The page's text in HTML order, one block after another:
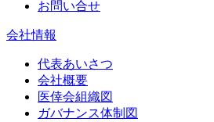
お問い合せ
会社情報
代表あいさつ
会社概要
医倖会組織図
ガバナンス体制図